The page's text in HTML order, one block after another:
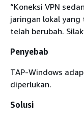
“Koneksi VPN
jaringan lokal
telah berubah.
Penyebab
TAP-Windows
diperlukan.
Solusi